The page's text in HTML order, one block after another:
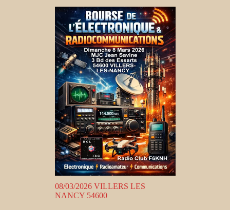
08/03/2026 VILLERS LES
NANCY 54600